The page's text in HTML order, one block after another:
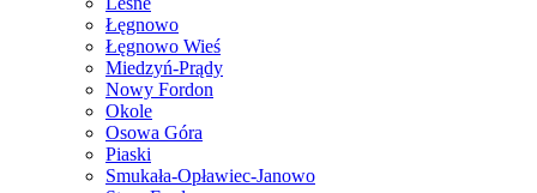
Łęgnowo
Łęgnowo Wieś
Miedzyń-Prądy
Nowy Fordon
Okole
Osowa Góra
Piaski
Smukała-Opławiec-Janowo